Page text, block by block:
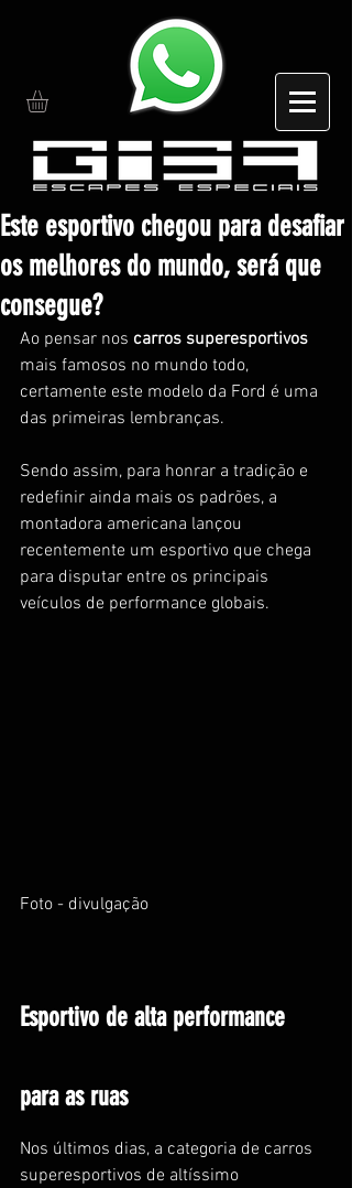
Este esportivo chegou para desafiar
os melhores do mundo, será que
consegue?
Ao pensar nos carros superesportivos
mais famosos no mundo todo,
certamente este modelo da Ford é uma
das primeiras lembranças.
Sendo assim, para honrar a tradição e
redefinir ainda mais os padrões, a
montadora americana lançou
recentemente um esportivo que chega
para disputar entre os principais
veículos de performance globais.
Foto - divulgação
Esportivo de alta performance
para as ruas
Nos últimos dias, a categoria de carros
superesportivos de altíssimo